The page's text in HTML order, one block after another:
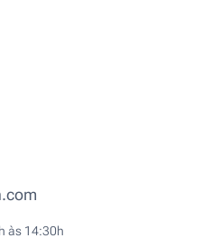
às 14:30h